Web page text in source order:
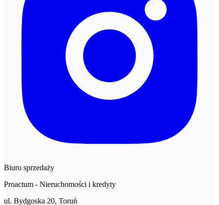
Biuro sprzedaży
Proactum - Nieruchomości i kredyty
ul. Bydgoska 20, Toruń